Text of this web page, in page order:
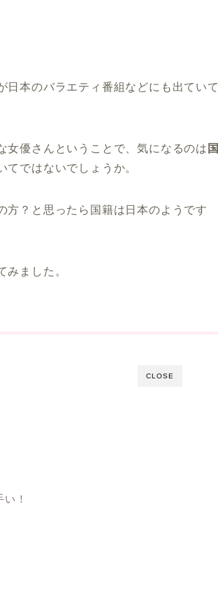
本のバラエティ番組などにも出ていて
女優さんということで、気になるのは 国
てではないでしょうか。
方？と思ったら国籍は日本のようです
みました。
CLOSE
！